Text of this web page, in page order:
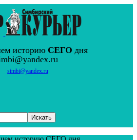
историю СЕГО дня
simbi@yandex.ru
Искать